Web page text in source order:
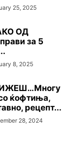
25, 2025
ОД
за 5
8, 2025
ќофтиња,
рецепт...
28, 2024